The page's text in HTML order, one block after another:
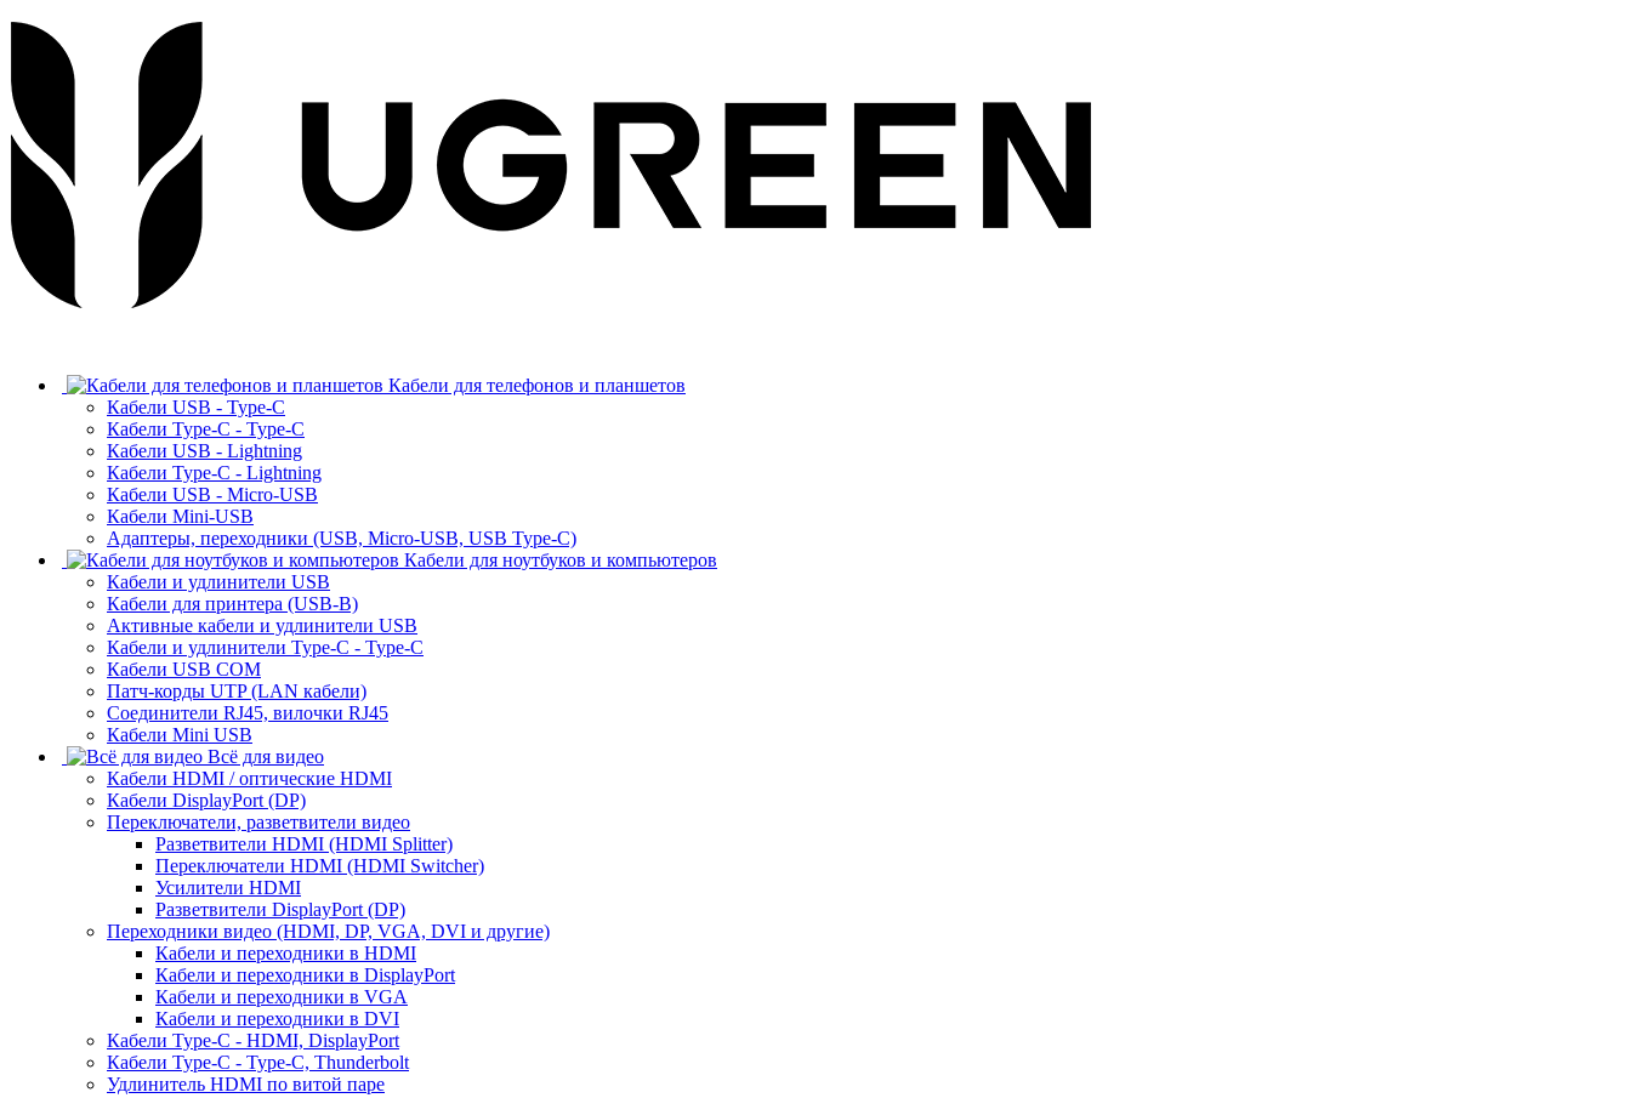
Кабели для телефонов и планшетов
Кабели USB - Type-C
Кабели Type-C - Type-C
Кабели USB - Lightning
Кабели Type-C - Lightning
Кабели USB - Micro-USB
Кабели Mini-USB
Адаптеры, переходники (USB, Micro-USB, USB Type-C)
Кабели для ноутбуков и компьютеров
Кабели и удлинители USB
Кабели для принтера (USB-B)
Активные кабели и удлинители USB
Кабели и удлинители Type-C - Type-C
Кабели USB COM
Патч-корды UTP (LAN кабели)
Соединители RJ45, вилочки RJ45
Кабели Mini USB
Всё для видео
Кабели HDMI / оптические HDMI
Кабели DisplayPort (DP)
Переключатели, разветвители видео
Разветвители HDMI (HDMI Splitter)
Переключатели HDMI (HDMI Switcher)
Усилители HDMI
Разветвители DisplayPort (DP)
Переходники видео (HDMI, DP, VGA, DVI и другие)
Кабели и переходники в HDMI
Кабели и переходники в DisplayPort
Кабели и переходники в VGA
Кабели и переходники в DVI
Кабели Type-C - HDMI, DisplayPort
Кабели Type-C - Type-C, Thunderbolt
Удлинитель HDMI по витой паре